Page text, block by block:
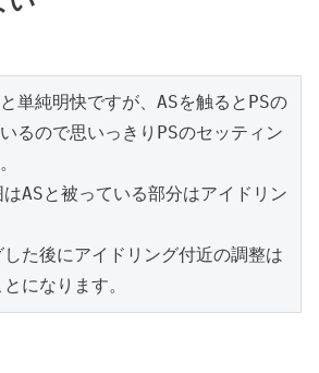
単純明快ですが、ASを触るとPSの
るので思いっきりPSのセッティン
ASと被っている部分はアイドリン
た後にアイドリング付近の調整は
になります。